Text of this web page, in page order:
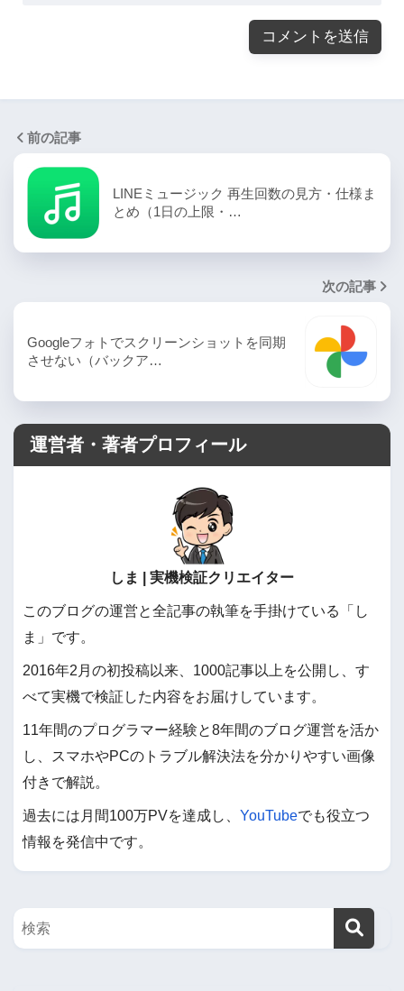
前の記事
LINEミュージック 再生回数の見方・仕様ま
とめ（1日の上限・…
次の記事
Googleフォトでスクリーンショットを同期
させない（バックア…
運営者・著者プロフィール
しま | 実機検証クリエイター
このブログの運営と全記事の執筆を手掛けている「し
ま」です。
2016年2月の初投稿以来、1000記事以上を公開し、す
べて実機で検証した内容をお届けしています。
11年間のプログラマー経験と8年間のブログ運営を活か
し、スマホやPCのトラブル解決法を分かりやすい画像
付きで解説。
過去には月間100万PVを達成し、 YouTubeでも役立つ
情報を発信中です。